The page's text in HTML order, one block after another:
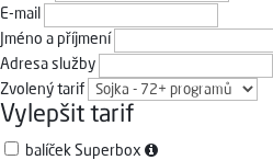
E-mail
Jméno a příjmení
Adresa služby
Zvolený tarif
Vylepšit tarif
balíček Superbox